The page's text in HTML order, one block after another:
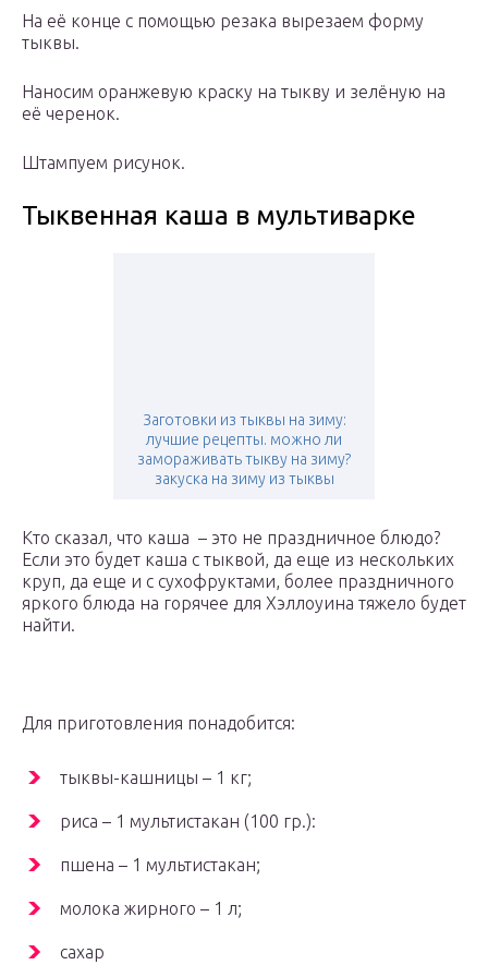
На её конце с помощью резака вырезаем форму
тыквы.
Наносим оранжевую краску на тыкву и зелёную на
её черенок.
Штампуем рисунок.
Тыквенная каша в мультиварке
Заготовки из тыквы на зиму:
лучшие рецепты. можно ли
замораживать тыкву на зиму?
закуска на зиму из тыквы
Кто сказал, что каша – это не праздничное блюдо?
Если это будет каша с тыквой, да еще из нескольких
круп, да еще и с сухофруктами, более праздничного
яркого блюда на горячее для Хэллоуина тяжело будет
найти.
Для приготовления понадобится:
тыквы-кашницы – 1 кг;
риса – 1 мультистакан (100 гр.):
пшена – 1 мультистакан;
молока жирного – 1 л;
сахар